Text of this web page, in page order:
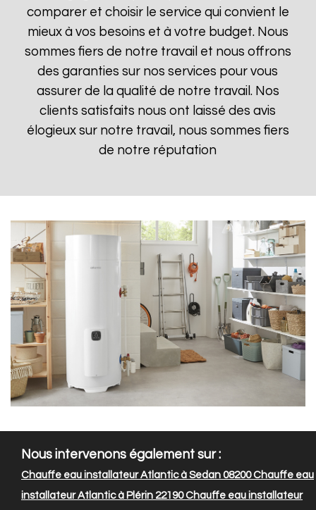
comparer et choisir le service qui convient le
mieux à vos besoins et à votre budget. Nous
sommes fiers de notre travail et nous offrons
des garanties sur nos services pour vous
assurer de la qualité de notre travail. Nos
clients satisfaits nous ont laissé des avis
élogieux sur notre travail, nous sommes fiers
de notre réputation
Nous intervenons également sur :
Chauffe eau installateur Atlantic à Sedan 08200Chauffe eau
installateur Atlantic à Plérin 22190Chauffe eau installateur